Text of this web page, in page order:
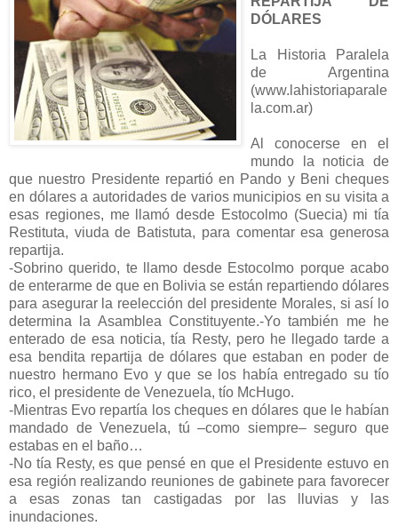
DÓLARES
La Historia Paralela
de Argentina
(www.lahistoriaparale
la.com.ar)
Al conocerse en el
mundo la noticia de
que nuestro Presidente repartió en Pando y Beni cheques
en dólares a autoridades de varios municipios en su visita a
esas regiones, me llamó desde Estocolmo (Suecia) mi tía
Restituta, viuda de Batistuta, para comentar esa generosa
repartija.
-Sobrino querido, te llamo desde Estocolmo porque acabo
de enterarme de que en Bolivia se están repartiendo dólares
para asegurar la reelección del presidente Morales, si así lo
determina la Asamblea Constituyente.-Yo también me he
enterado de esa noticia, tía Resty, pero he llegado tarde a
esa bendita repartija de dólares que estaban en poder de
nuestro hermano Evo y que se los había entregado su tío
rico, el presidente de Venezuela, tío McHugo.
-Mientras Evo repartía los cheques en dólares que le habían
mandado de Venezuela, tú –como siempre– seguro que
estabas en el baño…
-No tía Resty, es que pensé en que el Presidente estuvo en
esa región realizando reuniones de gabinete para favorecer
a esas zonas tan castigadas por las lluvias y las
inundaciones.